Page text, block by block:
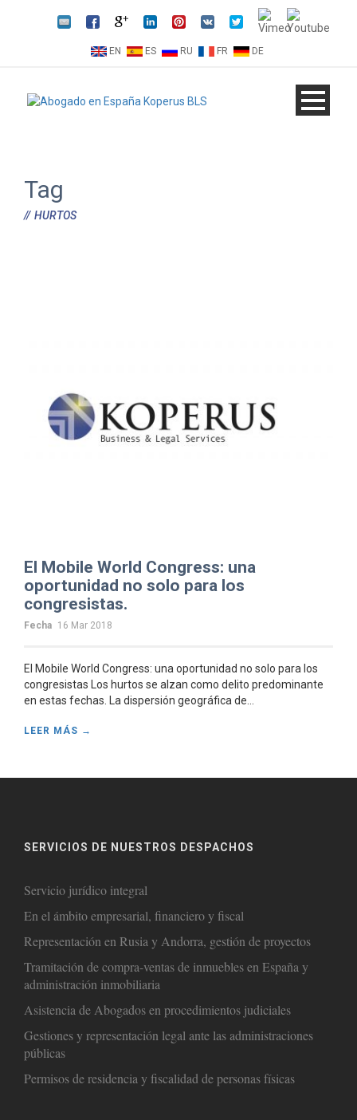
EN ES RU FR DE
Tag
HURTOS
El Mobile World Congress: una
oportunidad no solo para los
congresistas.
Fecha 16 Mar 2018
El Mobile World Congress: una oportunidad no solo para los
congresistas Los hurtos se alzan como delito predominante
en estas fechas. La dispersión geográfica de...
LEER MÁS →
SERVICIOS DE NUESTROS DESPACHOS
Servicio jurídico integral
En el ámbito empresarial, financiero y fiscal
Representación en Rusia y Andorra, gestión de proyectos
Tramitación de compra-ventas de inmuebles en España y
administración inmobiliaria
Asistencia de Abogados en procedimientos judiciales
Gestiones y representación legal ante las administraciones
públicas
Permisos de residencia y fiscalidad de personas físicas